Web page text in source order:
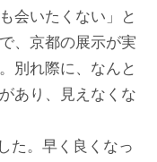
会いたくない」と
、京都の展示が実
別れ際に、なんと
あり、見えなくな
た。早く良くなっ